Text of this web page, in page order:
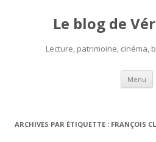
Le blog de
Lecture, patrimoine, cinéma,
Menu
ARCHIVES PAR ÉTIQUETTE : FRANÇOIS